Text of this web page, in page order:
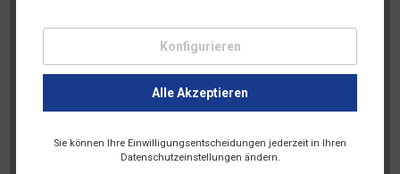
Konfigurieren
Alle Akzeptieren
Sie können Ihre Einwilligungsentscheidungen jederzeit in Ihren
Datenschutzeinstellungen ändern.